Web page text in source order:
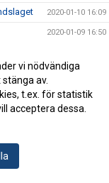
2020-01-10 16:09
2020-01-09 16:50
helg 2020-01-07 16:45
2020-01-03 12:57
2019-12-31 06:30
vi nödvändiga
av.
t.ex. för statistik
acceptera dessa.